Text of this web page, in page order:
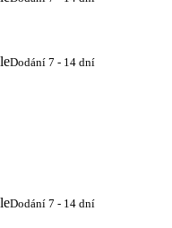
Dodání 7 - 14 dní
Dodání 7 - 14 dní